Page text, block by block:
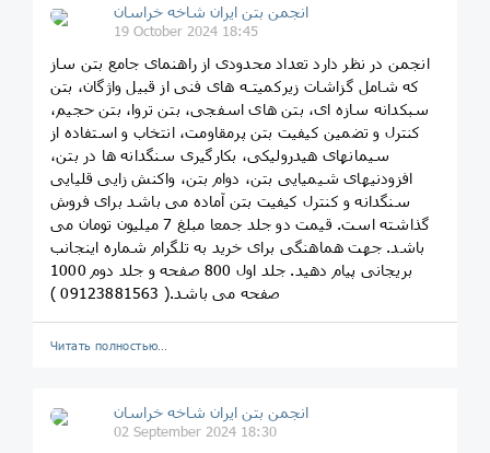
انجمن بتن ایران شاخه خراسان
19 October 2024 18:45
انجمن در نظر دارد تعداد محدودی از راهنمای جامع بتن ساز
که شامل گزاشات زيرکميتـه های فنی از قبیل واژگان، بتن
سبکدانه سازه ای، بتن های اسفجی، بتن تروا، بتن حجيم،
کنترل و تضمين کيفيت بتن پرمقاومت، انتخاب و استفاده از
سيمانهای هيدروليکی، بکارگيری سنگدانه ها در بتن،
افزودنیهای شيميایی بتن، دوام بتن، واکنش زایی قلیایی
سنگدانه و کنترل کیفيت بتن آماده می باشد برای فروش
گذاشته است. قيمت دو جلد جمعا مبلغ 7 ميليون تومان می
باشد. جهت هماهنگی برای خريد به تلگرام شماره اينجانب
بريجانی پيام دهيد. جلد اول 800 صفحه و جلد دوم 1000
صفحه می باشد.( 09123881563 )
Читать полностью…
انجمن بتن ایران شاخه خراسان
02 September 2024 18:30